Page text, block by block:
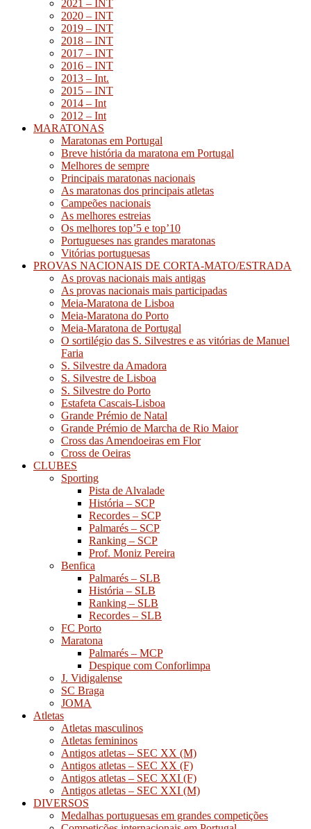
2021 – INT
2020 – INT
2019 – INT
2018 – INT
2017 – INT
2016 – INT
2013 – Int.
2015 – INT
2014 – Int
2012 – Int
MARATONAS
Maratonas em Portugal
Breve história da maratona em Portugal
Melhores de sempre
Principais maratonas nacionais
As maratonas dos principais atletas
Campeões nacionais
As melhores estreias
Os melhores top’5 e top’10
Portugueses nas grandes maratonas
Vitórias portuguesas
PROVAS NACIONAIS DE CORTA-MATO/ESTRADA
As provas nacionais mais antigas
As provas nacionais mais participadas
Meia-Maratona de Lisboa
Meia-Maratona do Porto
Meia-Maratona de Portugal
O sortilégio das S. Silvestres e as vitórias de Manuel
Faria
S. Silvestre da Amadora
S. Silvestre de Lisboa
S. Silvestre do Porto
Estafeta Cascais-Lisboa
Grande Prémio de Natal
Grande Prémio de Marcha de Rio Maior
Cross das Amendoeiras em Flor
Cross de Oeiras
CLUBES
Sporting
Pista de Alvalade
História – SCP
Recordes – SCP
Palmarés – SCP
Ranking – SCP
Prof. Moniz Pereira
Benfica
Palmarés – SLB
História – SLB
Ranking – SLB
Recordes – SLB
FC Porto
Maratona
Palmarés – MCP
Despique com Conforlimpa
J. Vidigalense
SC Braga
JOMA
Atletas
Atletas masculinos
Atletas femininos
Antigos atletas – SEC XX (M)
Antigos atletas – SEC XX (F)
Antigos atletas – SEC XXI (F)
Antigos atletas – SEC XXI (M)
DIVERSOS
Medalhas portuguesas em grandes competições